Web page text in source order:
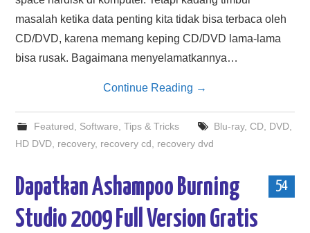
masalah ketika data penting kita tidak bisa terbaca oleh
CD/DVD, karena memang keping CD/DVD lama-lama
bisa rusak. Bagaimana menyelamatkannya…
Continue Reading →
Featured Software Tips & Tricks Blu-ray, CD, DVD,
HD DVD recovery, recovery cd recovery dvd
54
Dapatkan Ashampoo Burning
Studio 2009 Full Version Gratis